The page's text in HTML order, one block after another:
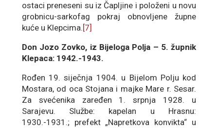
ostaci preneseni su iz Čapljine i položeni u novu
grobnicu-sarkofag pokraj obnovljene župne
kuće u Klepcima. [7]
Don Jozo Zovko, iz Bijeloga Polja – 5. župnik
Klepaca: 1942.-1943.
Rođen 19. siječnja 1904. u Bijelom Polju kod
Mostara, od oca Stojana i majke Mare r. Sesar.
Za svećenika zaređen 1. srpnja 1928. u
Sarajevu. Službe: kapelan u Hrasnu:
1930.-1931.; prefekt „Napretkova konvikta“ u